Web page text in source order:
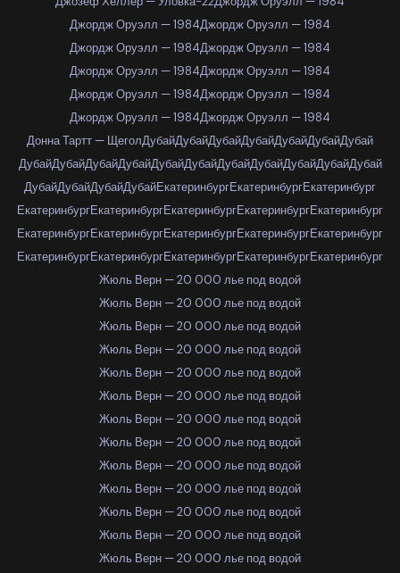
Джордж Оруэлл — 1984Джордж Оруэлл — 1984
Джордж Оруэлл — 1984Джордж Оруэлл — 1984
Джордж Оруэлл — 1984Джордж Оруэлл — 1984
Джордж Оруэлл — 1984Джордж Оруэлл — 1984
Джордж Оруэлл — 1984Джордж Оруэлл — 1984
Донна Тартт — ЩеголДубайДубайДубайДубайДубайДубайДубай
ДубайДубайДубайДубайДубайДубайДубайДубайДубайДубайДубай
ДубайДубайДубайДубайЕкатеринбургЕкатеринбургЕкатеринбург
ЕкатеринбургЕкатеринбургЕкатеринбургЕкатеринбургЕкатеринбург
ЕкатеринбургЕкатеринбургЕкатеринбургЕкатеринбургЕкатеринбург
ЕкатеринбургЕкатеринбургЕкатеринбургЕкатеринбургЕкатеринбург
Жюль Верн — 20 000 лье под водой
Жюль Верн — 20 000 лье под водой
Жюль Верн — 20 000 лье под водой
Жюль Верн — 20 000 лье под водой
Жюль Верн — 20 000 лье под водой
Жюль Верн — 20 000 лье под водой
Жюль Верн — 20 000 лье под водой
Жюль Верн — 20 000 лье под водой
Жюль Верн — 20 000 лье под водой
Жюль Верн — 20 000 лье под водой
Жюль Верн — 20 000 лье под водой
Жюль Верн — 20 000 лье под водой
Жюль Верн — 20 000 лье под водой